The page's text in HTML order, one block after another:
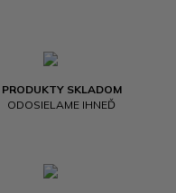
PRODUKTY SKLADOM
ODOSIELAME IHNEĎ